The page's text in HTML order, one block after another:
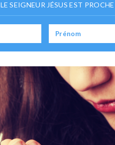
LE SEIGNEUR JÉSUS EST PROCHE